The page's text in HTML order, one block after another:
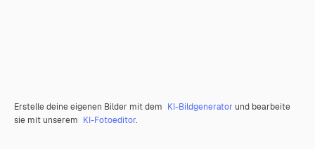
Erstelle deine eigenen Bilder mit dem KI-Bildgenerator und bearbeite
sie mit unserem KI-Fotoeditor.